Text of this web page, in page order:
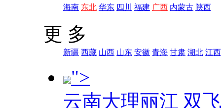
海南 东北 华东 四川 福建 广西 内蒙古 陕西
更 多
新疆 西藏 山西 山东 安徽 青海 甘肃 湖北 江西
">
云南大理丽江 双